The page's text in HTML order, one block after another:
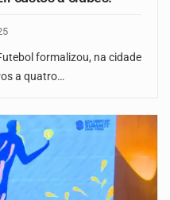
formalizou, na cidade
a quatro…